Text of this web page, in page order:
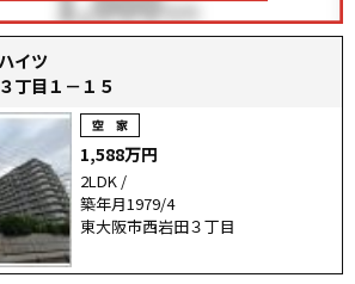
イツ
丁目１－１５
1,588万円
2LDK /
築年月1979/4
東大阪市西岩田３丁目